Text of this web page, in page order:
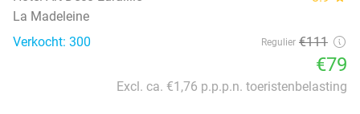
La Madeleine
Verkocht: 300
Regulier €111
€79
Excl. ca. €1,76 p.p.p.n. toeristenbelasting